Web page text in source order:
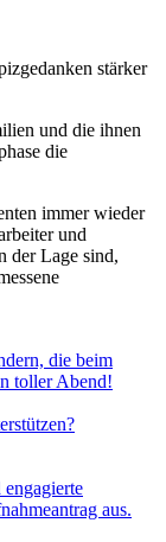
stärker
und die ihnen
die
immer wieder
und
der Lage sind,
die beim
toller Abend!
aus.